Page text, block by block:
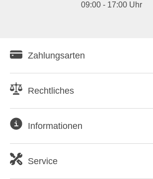
09:00 - 17:00 Uhr
Zahlungsarten
Rechtliches
Informationen
Service